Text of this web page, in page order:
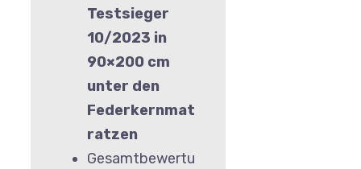
Testsieger
10/2023 in
90×200 cm
unter den
Federkernmat
ratzen
Gesamtbewertu